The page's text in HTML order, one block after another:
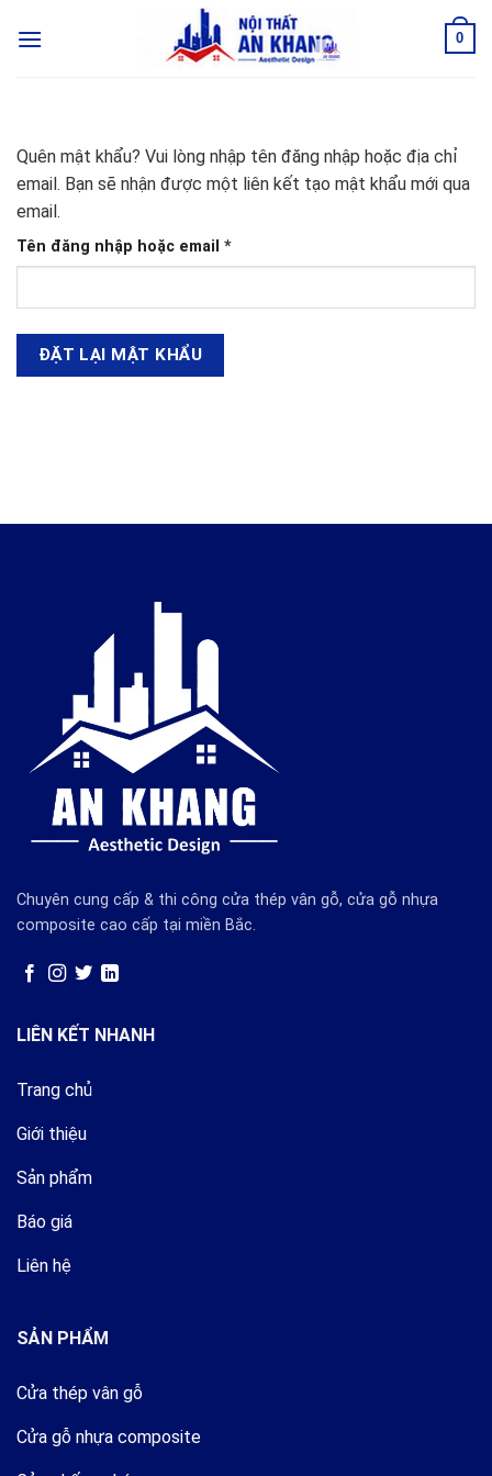
0
Quên mật khẩu? Vui lòng nhập tên đăng nhập hoặc địa chỉ
email. Bạn sẽ nhận được một liên kết tạo mật khẩu mới qua
email.
Tên đăng nhập hoặc email *Bắt
buộc
ĐẶT LẠI MẬT KHẨU
Chuyên cung cấp & thi công cửa thép vân gỗ, cửa gỗ nhựa
composite cao cấp tại miền Bắc.
LIÊN KẾT NHANH
Trang chủ
Giới thiệu
Sản phẩm
Báo giá
Liên hệ
SẢN PHẨM
Cửa thép vân gỗ
Cửa gỗ nhựa composite